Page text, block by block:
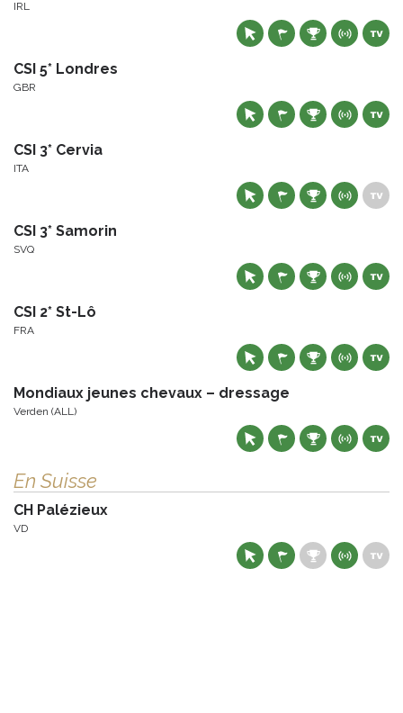
IRL
CSI 5* Londres
GBR
CSI 3* Cervia
ITA
CSI 3* Samorin
SVQ
CSI 2* St-Lô
FRA
Mondiaux jeunes chevaux – dressage
Verden (ALL)
En Suisse
CH Palézieux
VD